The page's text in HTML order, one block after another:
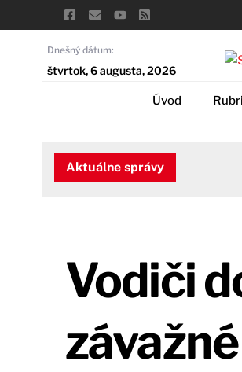
to
Dnešný dátum:
štvrtok, 6 augusta, 2026
Úvod
Aktuálne správy
Vodiči